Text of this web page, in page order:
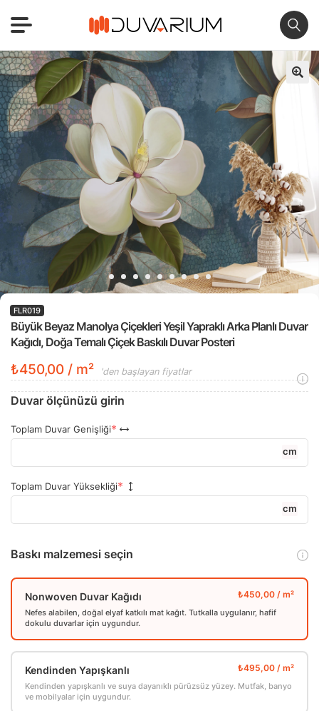
Büyük Beyaz Manolya Çiçekleri Yeşil Yapraklı Arka Planlı Duvar
Kağıdı, Doğa Temalı Çiçek Baskılı Duvar Posteri
FLR019
₺450,00 / m² 'den başlayan fiyatlar
Duvar ölçünüzü girin
Toplam Duvar Genişliği
cm
Toplam Duvar Yüksekliği
cm
Baskı malzemesi seçin
Nonwoven Duvar Kağıdı
Nefes alabilen, doğal elyaf katkılı mat kağıt. Tutkalla uygulanır, hafif
dokulu duvarlar için uygundur.
Kendinden Yapışkanlı
Kendinden yapışkanlı ve suya dayanıklı pürüzsüz yüzey. Mutfak, banyo
ve mobilyalar için uygundur.